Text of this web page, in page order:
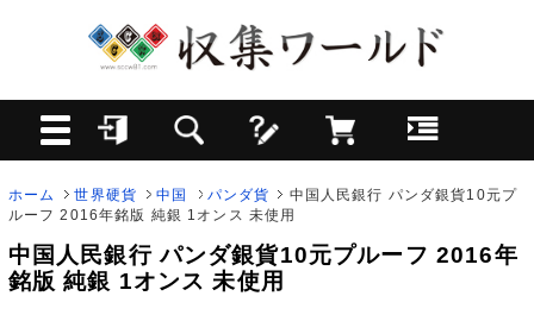
ホーム 世界硬貨 中国 パンダ貨
中国人民銀行 パンダ銀貨10元プ
ルーフ 2016年銘版 純銀 1オンス 未使用
中国人民銀行 パンダ銀貨10元プルーフ 2016年
銘版 純銀 1オンス 未使用